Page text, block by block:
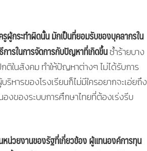
ผู้กระทำผิดนั้น มักเป็นที่ยอมรับของบุคลากรใน
การในการจัดการกับปัญหาที่เกิดขึ้นซ้ำร้ายบาง
ในสังคม ทำให้ปัญหาต่างๆ ไม่ได้รับการ
หารของโรงเรียนก็ไม่มีใครอยากจะเอ่ยถึง
องของระบบการศึกษาไทยที่ต้องเร่งรีบ
น่วยงานของรัฐที่เกี่ยวข้อง ผู้แทนองค์การทุน